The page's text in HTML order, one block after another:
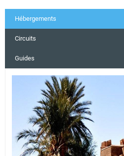
Hébergements
Circuits
Guides